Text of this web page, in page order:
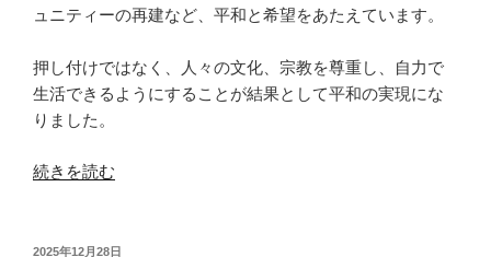
ュニティーの再建など、平和と希望をあたえています。
押し付けではなく、人々の文化、宗教を尊重し、自力で
生活できるようにすることが結果として平和の実現にな
りました。
“ペ
ワ
続きを読む
投
2025年12月28日